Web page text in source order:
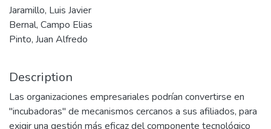
Jaramillo, Luis Javier
Bernal, Campo Elias
Pinto, Juan Alfredo
Description
Las organizaciones empresariales podrían convertirse en
"incubadoras" de mecanismos cercanos a sus afiliados, para
exigir una gestión más eficaz del componente tecnológico